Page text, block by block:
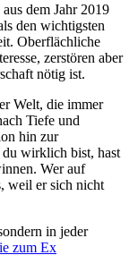
dem Jahr 2019
den wichtigsten
Oberflächliche
zerstören aber
nötig ist.
Welt, die immer
Tiefe und
hin zur
wirklich bist, hast
Wer auf
weil er sich nicht
in jeder
zum Ex